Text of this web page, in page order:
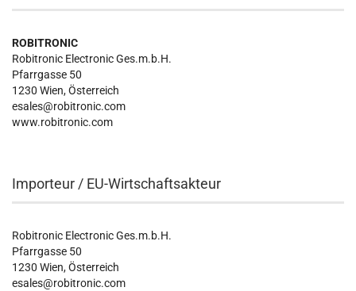
ROBITRONIC
Robitronic Electronic Ges.m.b.H.
Pfarrgasse 50
1230 Wien, Österreich
esales@robitronic.com
www.robitronic.com
Importeur / EU-Wirtschaftsakteur
Robitronic Electronic Ges.m.b.H.
Pfarrgasse 50
1230 Wien, Österreich
esales@robitronic.com